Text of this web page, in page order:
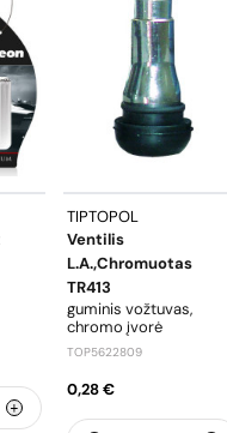
TIPTOPOL
Ventilis
L.a.,chromuotas
TR413
guminis vožtuvas,
chromo įvorė
TOP5622809
0,28 €